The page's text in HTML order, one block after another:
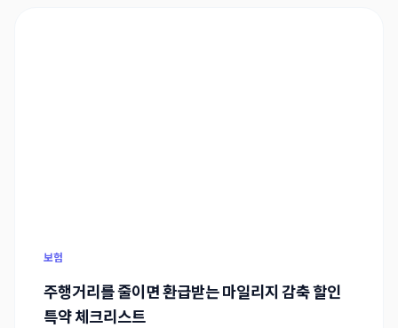
보험
주행거리를 줄이면 환급받는 마일리지 감축 할인
특약 체크리스트